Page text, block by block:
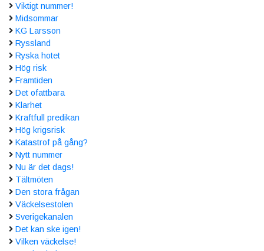
Viktigt nummer!
Midsommar
KG Larsson
Ryssland
Ryska hotet
Hög risk
Framtiden
Det ofattbara
Klarhet
Kraftfull predikan
Hög krigsrisk
Katastrof på gång?
Nytt nummer
Nu är det dags!
Tältmöten
Den stora frågan
Väckelsestolen
Sverigekanalen
Det kan ske igen!
Vilken väckelse!